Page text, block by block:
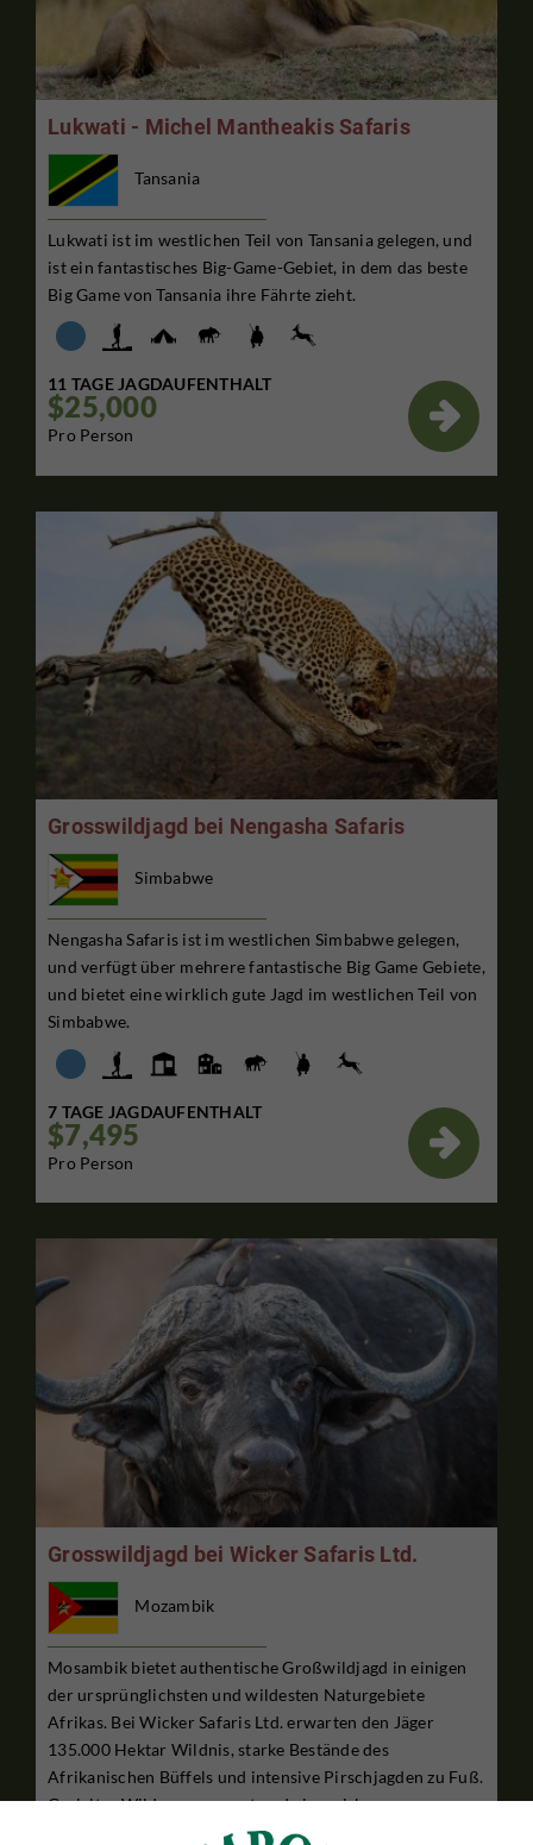
Lukwati - Michel Mantheakis Safaris
Tansania
Lukwati ist im westlichen Teil von Tansania gelegen, und
ist ein fantastisches Big-Game-Gebiet, in dem das beste
Big Game von Tansania ihre Fährte zieht.
11 TAGE JAGDAUFENTHALT
$25,000
Pro Person

Grosswildjagd bei Nengasha Safaris
Simbabwe
Nengasha Safaris ist im westlichen Simbabwe gelegen,
und verfügt über mehrere fantastische Big Game Gebiete,
und bietet eine wirklich gute Jagd im westlichen Teil von
Simbabwe.
7 TAGE JAGDAUFENTHALT
$7,495
Pro Person

Grosswildjagd bei Wicker Safaris Ltd.
Mozambik
Mosambik bietet authentische Großwildjagd in einigen
der ursprünglichsten und wildesten Naturgebiete
Afrikas. Bei Wicker Safaris Ltd. erwarten den Jäger
135.000 Hektar Wildnis, starke Bestände des
Afrikanischen Büffels und intensive Pirschjagden zu Fuß.
Gezieltes Wildmanagement und eine wirksame ...